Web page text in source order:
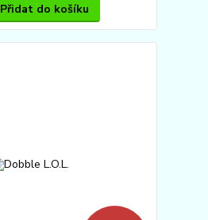
Přidat do košíku